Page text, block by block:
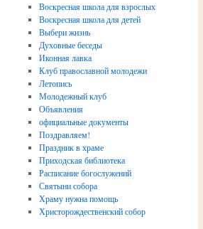
Воскресная школа для взрослых
Воскресная школа для детей
Выбери жизнь
Духовные беседы
Иконная лавка
Клуб православной молодежи
Летопись
Молодежный клуб
Объявления
официальные документы
Поздравляем!
Праздник в храме
Приходская библиотека
Расписание богослужений
Святыни собора
Храму нужна помощь
Христорождественский собор